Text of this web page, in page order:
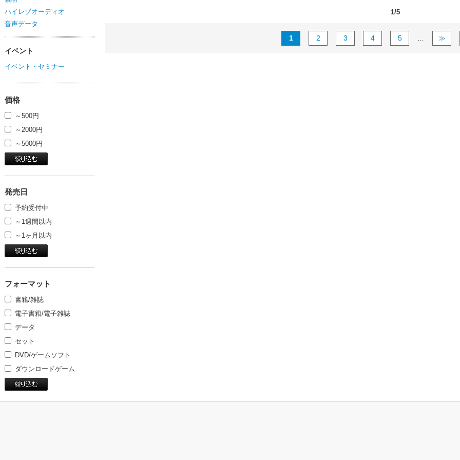
1/5
1 2 3 4 5 … ≫
ハイレゾオーディオ
音声データ
イベント
イベント・セミナー
価格
～500円
～2000円
～5000円
発売日
予約受付中
～1週間以内
～1ヶ月以内
フォーマット
書籍/雑誌
電子書籍/電子雑誌
データ
セット
DVD/ゲームソフト
ダウンロードゲーム